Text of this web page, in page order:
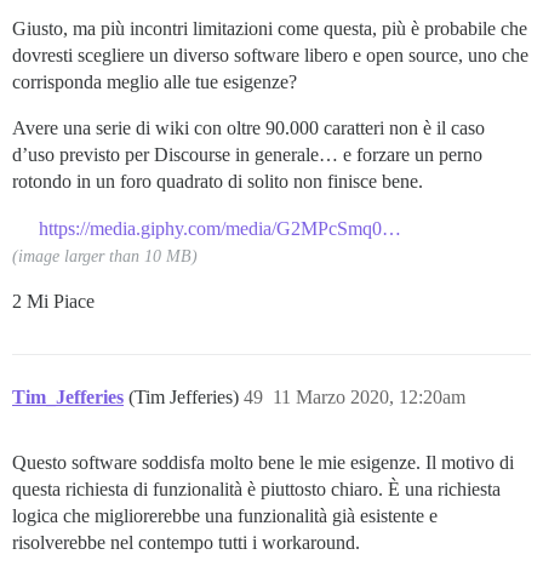
Giusto, ma più incontri limitazioni come questa, più è probabile che
dovresti scegliere un diverso software libero e open source, uno che
corrisponda meglio alle tue esigenze?
Avere una serie di wiki con oltre 90.000 caratteri non è il caso
d’uso previsto per Discourse in generale… e forzare un perno
rotondo in un foro quadrato di solito non finisce bene.
https://media.giphy.com/media/G2MPcSmq0DZcs/giphy.gif
(image larger than 10 MB)
2 Mi Piace
Tim_Jefferies (Tim Jefferies) 11 Marzo 2020, 12:20am
49
Questo software soddisfa molto bene le mie esigenze. Il motivo di
questa richiesta di funzionalità è piuttosto chiaro. È una richiesta
logica che migliorerebbe una funzionalità già esistente e
risolverebbe nel contempo tutti i workaround.